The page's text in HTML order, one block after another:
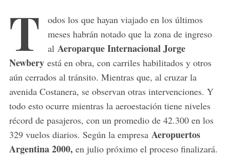
T
odos los que hayan viajado en los últimos
meses habrán notado que la zona de ingreso
al Aeroparque Internacional Jorge
Newberyestá en obra, con carriles habilitados y otros
aún cerrados al tránsito. Mientras que, al cruzar la
avenida Costanera, se observan otras intervenciones. Y
todo esto ocurre mientras la aeroestación tiene niveles
récord de pasajeros, con un promedio de 42.300 en los
329 vuelos diarios. Según la empresa Aeropuertos
Argentina 2000, en julio próximo el proceso finalizará.